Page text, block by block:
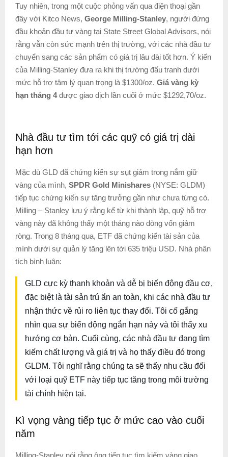
Tuy nhiên, trong một cuộc phỏng vấn qua điện thoại gần
đây với Kitco News, George Milling-Stanley, người đứng
đầu khoản đầu tư vàng tại State Street Global Advisors, nói
rằng vẫn còn sức mạnh trên thị trường, với các nhà đầu tư
chuyển sang các sản phẩm có giá trị lâu dài tốt hơn. Ý kiến
của Milling-Stanley ​​đưa ra khi thị trường đấu tranh dưới
mức hỗ trợ tâm lý quan trọng là $1300/oz. Giá vàng kỳ
hạn tháng 4được giao dịch lần cuối ở mức $1292,70/oz.
Nhà đầu tư tìm tới các quỹ có giá trị dài
hạn hơn
Mặc dù GLD đã chứng kiến ​​sự sụt giảm trong nắm giữ
vàng của mình, SPDR Gold Minishares (NYSE: GLDM)
tiếp tục chứng kiến ​​sự tăng trưởng gần như chưa từng có.
Milling – Stanley lưu ý rằng kể từ khi thành lập, quỹ hỗ trợ
vàng này đã không thấy một tháng nào dòng vốn giảm
ròng. Trong 8 tháng qua, ETF đã chứng kiến ​​tài sản của
mình dưới sự quản lý tăng lên tới 635 triệu USD. Nhà phân
tích bình luận:
GLD cực kỳ thanh khoản và dễ bị biến động đầu cơ,
đặc biệt là tài sản trú ẩn an toàn, khi các nhà đầu tư
nhận thức về rủi ro liên tục thay đổi. Tôi cố gắng
nhìn qua sự biến động ngắn hạn này và tôi thấy xu
hướng cơ bản. Cuối cùng, các nhà đầu tư đang tìm
kiếm chất lượng và giá trị và họ thấy điều đó trong
GLDM. Tôi nghĩ rằng chúng ta sẽ thấy nhu cầu đối
với loại quỹ ETF này tiếp tục tăng trong môi trường
tài chính hiện tại.
Kì vọng vàng tiếp tục ở mức cao vào cuối
năm
Milling-Stanley nói rằng ông tiếp tục tìm kiếm vàng giao